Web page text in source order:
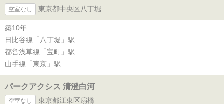
空室なし 東京都中央区八丁堀
築10年
日比谷線 「 八丁堀 」駅
都営浅草線 「 宝町 」駅
山手線 「 東京 」駅
パークアクシス 清澄白河
空室なし 東京都江東区扇橋